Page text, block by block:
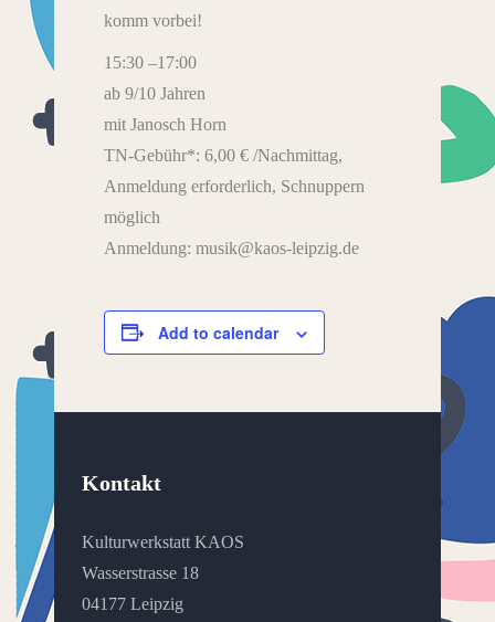
komm vorbei!
15:30 –17:00
ab 9/10 Jahren
mit Janosch Horn
TN-Gebühr*: 6,00 € /Nachmittag,
Anmeldung erforderlich, Schnuppern
möglich
Anmeldung: musik@kaos-leipzig.de
Add to calendar
Kontakt
Kulturwerkstatt KAOS
Wasserstrasse 18
04177 Leipzig